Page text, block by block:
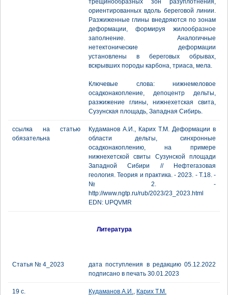
трещинообразных зон разуплотнения,
ориентированных вдоль береговой линии.
Разжиженные глины внедряются по зонам
деформации, формируя жилообразное
заполнение. Аналогичные
нетектонические деформации
установлены в береговых обрывах,
вскрывших породы карбона, триаса, мела.
Ключевые слова: нижнемеловое
осадконакопление, депоцентр дельты,
разжижение глины, нижнехетская свита,
Сузунская площадь, Западная Сибирь.
ссылка на статью
обязательна
Кудаманов А.И., Карих Т.М. Деформации в
области дельты, синхронные
осадконакоплению, на примере
нижнехетской свиты Сузунской площади
Западной Сибири // Нефтегазовая
геология. Теория и практика. - 2023. - Т.18. -
№2. -
http://www.ngtp.ru/rub/2023/23_2023.html
EDN: UPQVMR
Литература
Статья № 4_2023
дата поступления в редакцию 05.12.2022
подписано в печать 30.01.2023
19 с. Кудаманов А.И., Карих Т.М.